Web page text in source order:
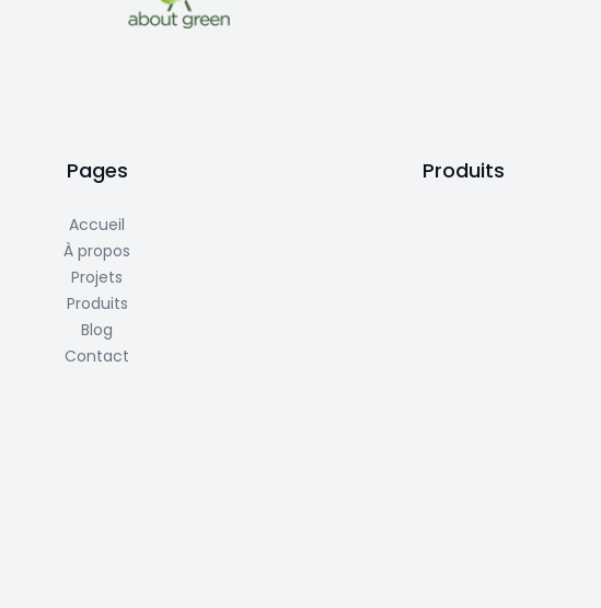
Pages
Accueil
À propos
Projets
Produits
Blog
Contact
Produits